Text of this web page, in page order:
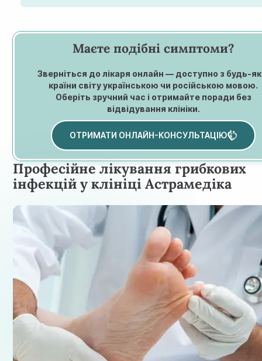
Маєте подібні симптоми?
Зверніться до лікаря онлайн — доступно з будь-
країни світу українською чи російською мовою.
Оберіть зручний час і отримайте поради без
відвідування клініки.
ОТРИМАТИ ОНЛАЙН-КОНСУЛЬТАЦІЮ
Професійне лікування грибкових
інфекцій у клініці Астрамедiка